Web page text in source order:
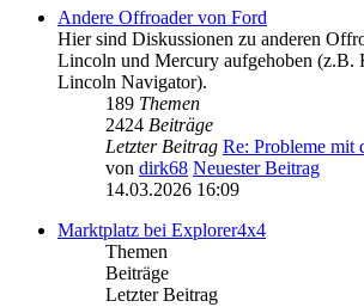
Andere Offroader von Ford
Hier sind Diskussionen zu anderen
Lincoln und Mercury aufgehoben (z.B.
Lincoln Navigator).
189 Themen
2424 Beiträge
Letzter Beitrag Re: Probleme
von dirk68 Neuester Beitrag
14.03.2026 16:09
Marktplatz bei Explorer4x4
Themen
Beiträge
Letzter Beitrag